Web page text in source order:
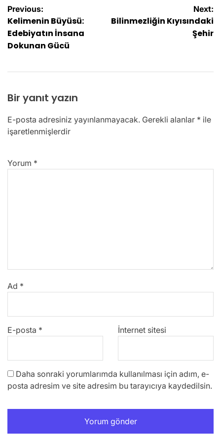
Yazı
gezinmesi
Previous:
Kelimenin Büyüsü:
Edebiyatın İnsana
Dokunan Gücü
Next:
Bilinmezliğin Kıyısındaki
Şehir
Bir yanıt yazın
E-posta adresiniz yayınlanmayacak. Gerekli alanlar * ile
işaretlenmişlerdir
Yorum *
Ad *
E-posta * İnternet sitesi
Daha sonraki yorumlarımda kullanılması için adım, e-
posta adresim ve site adresim bu tarayıcıya kaydedilsin.